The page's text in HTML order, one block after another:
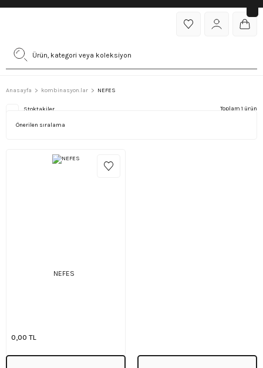
Anasayfa kombinasyon.lar NEFES
Stoktakiler Toplam 1 ürün
NEFES
0,00 TL